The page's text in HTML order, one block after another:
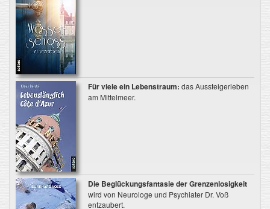
Für viele ein Lebenstraum: das Aussteigerleben
am Mittelmeer.
Die Beglückungsfantasie der Grenzenlosigkeit
wird von Neurologe und Psychiater Dr. Voß
entzaubert.